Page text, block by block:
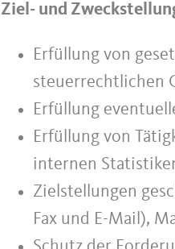
Ziel- und
Erfüllung von
steuerrechtlichen
Erfüllung
Erfüllung von
internen
Zielstellungen
Fax und E-Mail),